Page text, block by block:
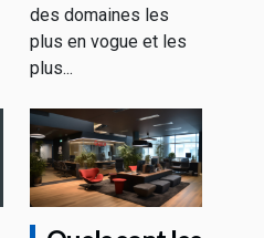
des domaines les
plus en vogue et les
plus...